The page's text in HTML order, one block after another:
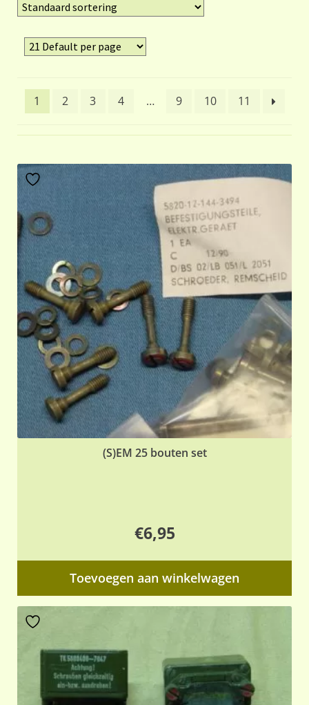
1 2 3 4 … 9 10 11
(S)EM 25 bouten set
€6,95
Toevoegen aan winkelwagen